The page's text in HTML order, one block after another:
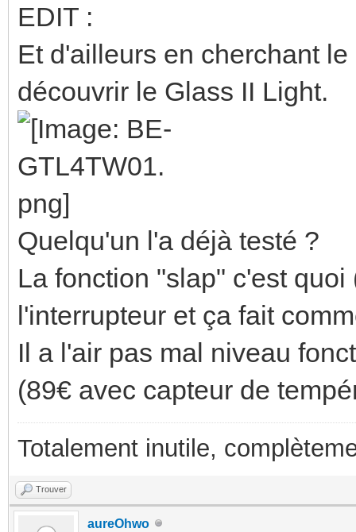
EDIT :
Et d'ailleurs en cherchant
découvrir le Glass II Light.
Quelqu'un l'a déjà testé ?
La fonction "slap" c'est
l'interrupteur et ça fait
Il a l'air pas mal niveau
(89€ avec capteur de
Totalement inutile,
Trouver
aureOhwo